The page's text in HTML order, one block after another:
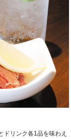
ドリンク各1品を味わえ